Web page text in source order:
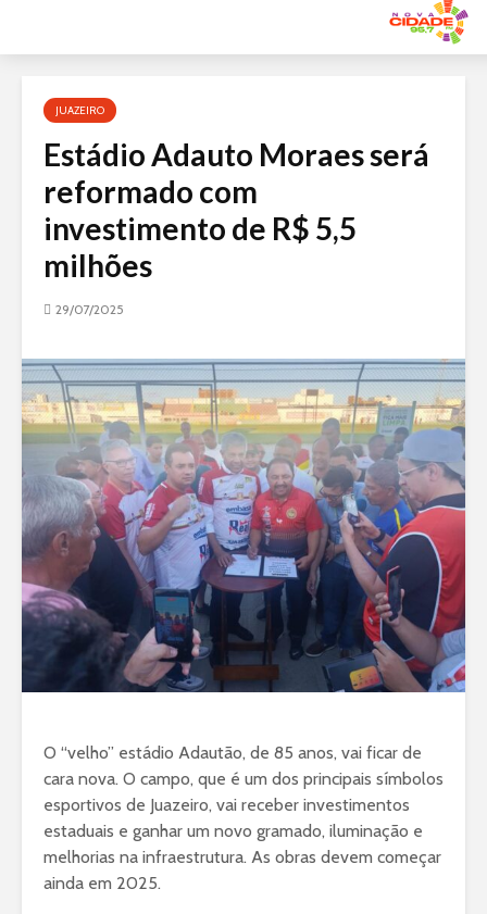
Acessar
conteúdoJUAZEIRO
Estádio Adauto Moraes será
reformado com
investimento de R$ 5,5
milhões
29/07/2025
O “velho” estádio Adautão, de 85 anos, vai ficar de
cara nova. O campo, que é um dos principais símbolos
esportivos de Juazeiro, vai receber investimentos
estaduais e ganhar um novo gramado, iluminação e
melhorias na infraestrutura. As obras devem começar
ainda em 2025.